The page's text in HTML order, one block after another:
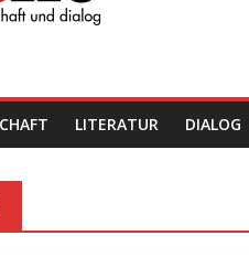
LITERATUR DIALOG